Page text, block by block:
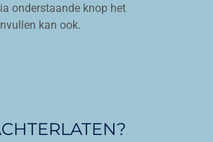
onderstaande knop het
kan ook.